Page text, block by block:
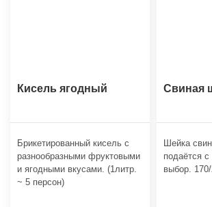
Кисель ягодный
Брикетированный кисель с
разнообразными фруктовыми
и ягодными вкусами. (1литр.
~ 5 персон)
Свиная
Шейка
подаётся
выбор. 170/